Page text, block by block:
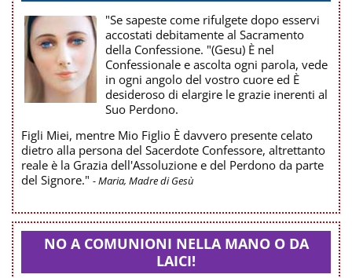
"Se sapeste come rifulgete dopo esservi
accostati debitamente al Sacramento
della Confessione. "(Gesu) È nel
Confessionale e ascolta ogni parola, vede
in ogni angolo del vostro cuore ed È
desideroso di elargire le grazie inerenti al
Suo Perdono.
Figli Miei, mentre Mio Figlio È davvero presente celato
dietro alla persona del Sacerdote Confessore, altrettanto
reale è la Grazia dell'Assoluzione e del Perdono da parte
del Signore." - Maria, Madre di Gesù
NO A COMUNIONI NELLA MANO O DA
LAICI!